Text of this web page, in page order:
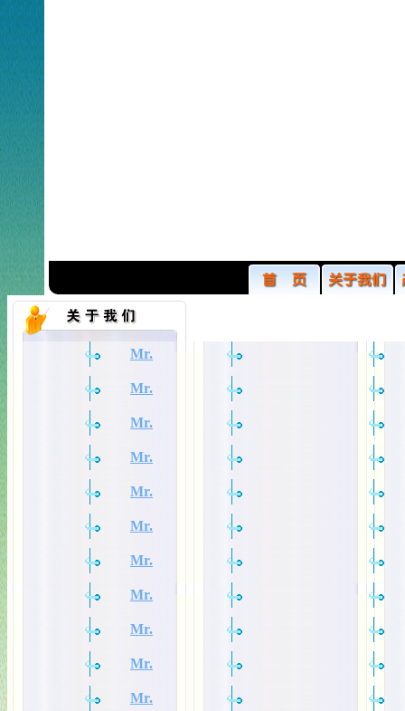
Mr.
Mr.
Mr.
Mr.
Mr.
Mr.
Mr.
Mr.
Mr.
Mr.
Mr.